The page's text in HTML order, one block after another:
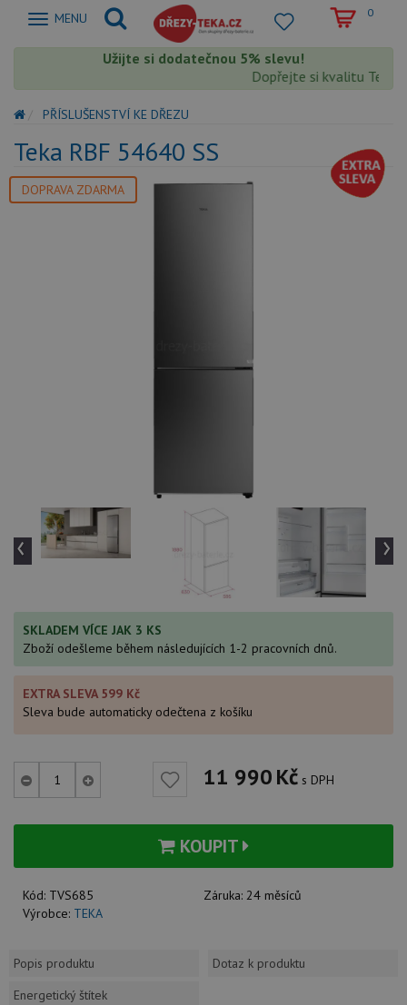
Zobrazit
MENU 0
Užijte si dodatečnou 5% slevu!
Dopřejte si kvalitu Teka
PŘÍSLUŠENSTVÍ KE DŘEZU
Teka RBF 54640 SS
DOPRAVA ZDARMA
‹ ›
SKLADEM VÍCE JAK 3 KS
Zboží odešleme během následujících 1-2 pracovních dnů.
EXTRA SLEVA 599 Kč
Sleva bude automaticky odečtena z košíku
11 990Kč s DPH
KOUPIT
Kód: TVS685 Záruka: 24 měsíců
Výrobce: TEKA
Popis produktu
Dotaz k produktu
Energetický štítek